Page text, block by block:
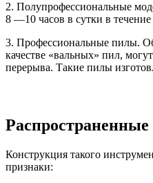
2. Полупрофессиональные
8 —10 часов в сутки в
3. Профессиональные пилы.
качестве «вальных» пил,
перерыва. Такие пилы
Конструкция такого
признаки: